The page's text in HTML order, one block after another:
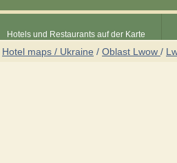
Hotels und Restaurants auf der Karte
Hotel maps / Ukraine / Oblast Lwow /